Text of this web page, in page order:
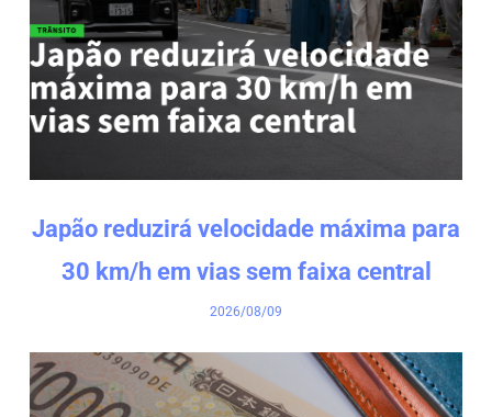
Japão reduzirá velocidade máxima para
30 km/h em vias sem faixa central
2026/08/09